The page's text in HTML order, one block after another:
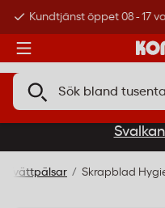
Kundtjänst öppet 08 - 17
Tvättpälsar Skrapblad